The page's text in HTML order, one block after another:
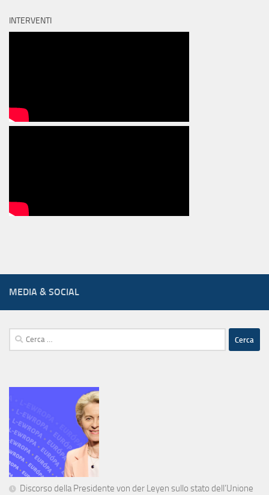
INTERVENTI
MEDIA & SOCIAL
Ricerca
per:
Discorso della Presidente von der Leyen sullo stato dell’Unione